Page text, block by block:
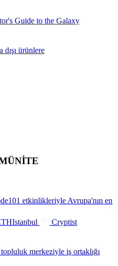
Guide to the Galaxy
dışı ürünlere
etkinlikleriyle Avrupa'nın en
Cryptist
merkeziyle iş ortaklığı